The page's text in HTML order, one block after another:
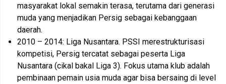
masyarakat lokal semakin terasa, terutama dari generasi
muda yang menjadikan Persig sebagai kebanggaan
daerah.
2010 – 2014: Liga Nusantara. PSSI merestrukturisasi
kompetisi, Persig tercatat sebagai peserta Liga
Nusantara (cikal bakal Liga 3). Fokus utama klub adalah
pembinaan pemain usia muda agar bisa bersaing di level